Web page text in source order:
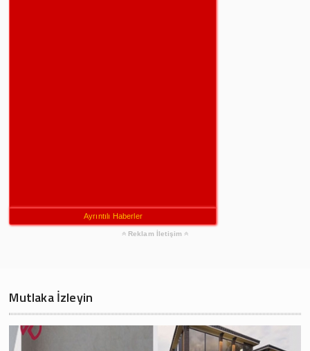
Ayrıntılı Haberler
Reklam İletişim
Mutlaka İzleyin